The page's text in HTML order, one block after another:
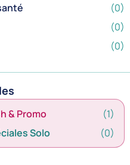
(0)
(0)
(0)
& Promo
(1)
Solo
(0)